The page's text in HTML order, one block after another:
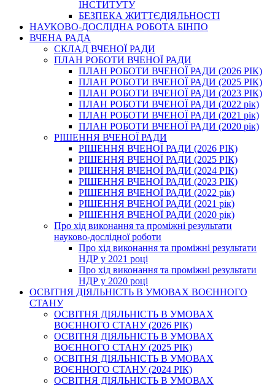
ІНСТИТУТУ
БЕЗПЕКА ЖИТТЄДІЯЛЬНОСТІ
НАУКОВО-ДОСЛІДНА РОБОТА БІНПО
ВЧЕНА РАДА
СКЛАД ВЧЕНОЇ РАДИ
ПЛАН РОБОТИ ВЧЕНОЇ РАДИ
ПЛАН РОБОТИ ВЧЕНОЇ РАДИ (2026 РІК)
ПЛАН РОБОТИ ВЧЕНОЇ РАДИ (2025 РІК)
ПЛАН РОБОТИ ВЧЕНОЇ РАДИ (2023 РІК)
ПЛАН РОБОТИ ВЧЕНОЇ РАДИ (2022 рік)
ПЛАН РОБОТИ ВЧЕНОЇ РАДИ (2021 рік)
ПЛАН РОБОТИ ВЧЕНОЇ РАДИ (2020 рік)
РІШЕННЯ ВЧЕНОЇ РАДИ
РІШЕННЯ ВЧЕНОЇ РАДИ (2026 РІК)
РІШЕННЯ ВЧЕНОЇ РАДИ (2025 РІК)
РІШЕННЯ ВЧЕНОЇ РАДИ (2024 РІК)
РІШЕННЯ ВЧЕНОЇ РАДИ (2023 РІК)
РІШЕННЯ ВЧЕНОЇ РАДИ (2022 рік)
РІШЕННЯ ВЧЕНОЇ РАДИ (2021 рік)
РІШЕННЯ ВЧЕНОЇ РАДИ (2020 рік)
Про хід виконання та проміжні результати
науково-дослідної роботи
Про хід виконання та проміжні результати
НДР у 2021 році
Про хід виконання та проміжні результати
НДР у 2020 році
ОСВІТНЯ ДІЯЛЬНІСТЬ В УМОВАХ ВОЄННОГО
СТАНУ
ОСВІТНЯ ДІЯЛЬНІСТЬ В УМОВАХ
ВОЄННОГО СТАНУ (2026 РІК)
ОСВІТНЯ ДІЯЛЬНІСТЬ В УМОВАХ
ВОЄННОГО СТАНУ (2025 РІК)
ОСВІТНЯ ДІЯЛЬНІСТЬ В УМОВАХ
ВОЄННОГО СТАНУ (2024 РІК)
ОСВІТНЯ ДІЯЛЬНІСТЬ В УМОВАХ